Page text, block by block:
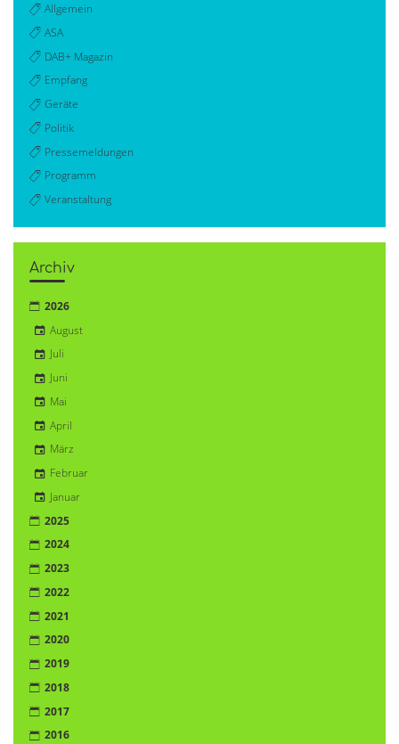
Allgemein
ASA
DAB+ Magazin
Empfang
Geräte
Politik
Pressemeldungen
Programm
Veranstaltung
Archiv
2026
August
Juli
Juni
Mai
April
März
Februar
Januar
2025
2024
2023
2022
2021
2020
2019
2018
2017
2016